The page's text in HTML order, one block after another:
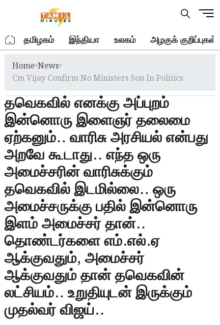
M
u
o
. தமிழகம் இந்தியா உலகம் அழகுக் குறிப்புகள்
Home»News»
Cm Vijay Confirm No Ministers Son In Politics
தவெகவில் எனக்கு அப்புறம்
இன்னொரு இளைஞர் தலைமை
ஏற்கனும்.. வாரிசு அரசியல் என்பது
அறவே கூடாது.. எந்த ஒரு
அமைச்சரின் வாரிசுக்கும்
தவெகவில் இடமில்லை.. ஒரு
அமைச்சருக்கு பதில் இன்னொரு
இளம் அமைச்சர் தான்..
தொண்டர்களை எம்.எல்.ஏ
ஆக்குவதும், அமைச்சர்
ஆக்குவதும் தான் தவெகவின்
லட்சியம்.. உறுதியுடன் இருக்கும்
முதல்வர் விஜய்..